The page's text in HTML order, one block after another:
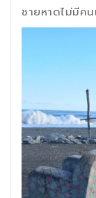
ชายหาดไม่มีค